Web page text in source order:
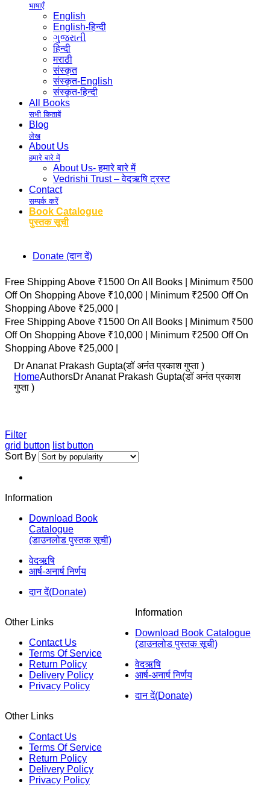
भाषाएँ
English
English-हिन्दी
ગુજરાતી
हिन्दी
मराठी
संस्कृत
संस्कृत-English
संस्कृत-हिन्दी
All Books
सभी किताबें
Blog
लेख
About Us
हमारे बारे में
About Us- हमारे बारे में
Vedrishi Trust – वेदऋषि ट्रस्ट
Contact
सम्पर्क करें
Book Catalogue
पुस्तक सूची
Donate (दान दें)
Free Shipping Above ₹1500 On All Books |
Minimum ₹500
Off On Shopping Above ₹10,000 |
Minimum ₹2500 Off On
Shopping Above ₹25,000 |
Free Shipping Above ₹1500 On All Books |
Minimum ₹500
Off On Shopping Above ₹10,000 |
Minimum ₹2500 Off On
Shopping Above ₹25,000 |
Dr Ananat Prakash Gupta(डॉ अनंत प्रकाश गुप्ता )
HomeAuthorsDr Ananat Prakash Gupta(डॉ अनंत प्रकाश
गुप्ता )
Filter
grid button list button
Sort By
Information
Download Book
Catalogue
(डाउनलोड पुस्तक सूची)
वेदऋषि
आर्ष-अनार्ष निर्णय
दान दें(Donate)
Other Links
Contact Us
Terms Of Service
Return Policy
Delivery Policy
Privacy Policy
Information
Download Book Catalogue
(डाउनलोड पुस्तक सूची)
वेदऋषि
आर्ष-अनार्ष निर्णय
दान दें(Donate)
Other Links
Contact Us
Terms Of Service
Return Policy
Delivery Policy
Privacy Policy